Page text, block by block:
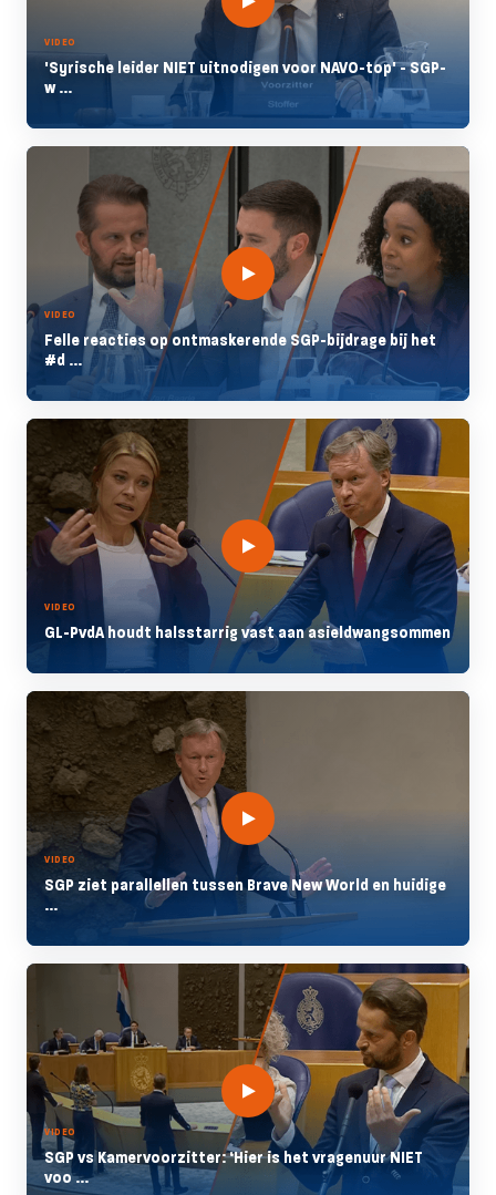
VIDEO
'Syrische leider NIET uitnodigen voor NAVO-top' - SGP-
w ...
VIDEO
Felle reacties op ontmaskerende SGP-bijdrage bij het
#d ...
VIDEO
GL-PvdA houdt halsstarrig vast aan asieldwangsommen
VIDEO
SGP ziet parallellen tussen Brave New World en huidige
...
VIDEO
SGP vs Kamervoorzitter: ‘Hier is het vragenuur NIET
voo ...